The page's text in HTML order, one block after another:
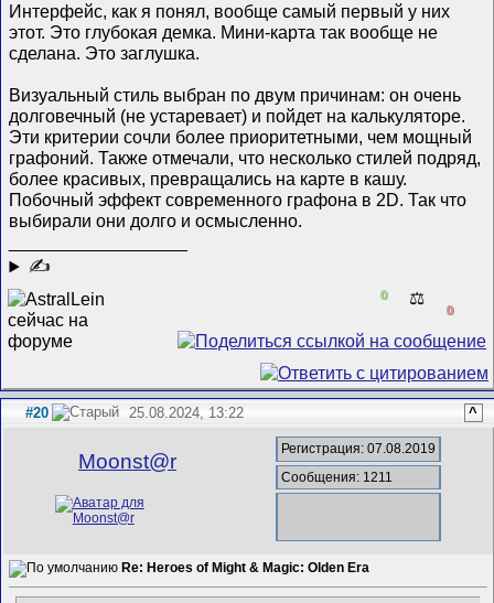
Интерфейс, как я понял, вообще самый первый у них
этот. Это глубокая демка. Мини-карта так вообще не
сделана. Это заглушка.
Визуальный стиль выбран по двум причинам: он очень
долговечный (не устаревает) и пойдет на калькуляторе.
Эти критерии сочли более приоритетными, чем мощный
графоний. Также отмечали, что несколько стилей подряд,
более красивых, превращались на карте в кашу.
Побочный эффект современного графона в 2D. Так что
выбирали они долго и осмысленно.
✍
0 ⚖️
0
#20 25.08.2024, 13:22 ^
Mооnst@r
Регистрация: 07.08.2019
Сообщения: 1211
Re: Heroes of Might & Magic: Olden Era